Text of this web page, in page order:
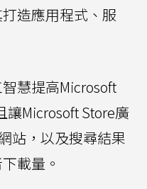
造應用程式、服
慧提高Microsoft
讓Microsoft Store廣
站，以及搜尋結果
載量。